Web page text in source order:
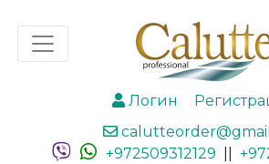
Логин
+972509312129